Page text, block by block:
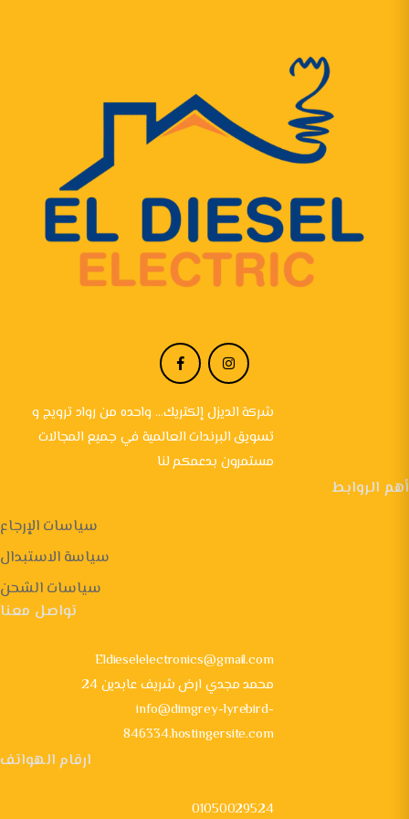
شركة الديزل إلكتريك... واحده من رواد ترويج و
تسويق البرندات العالمية في جميع المجالات
مستمرون بدعمكم لنا
أهم الروابط
سياسات الإرجاع
سياسة الاستبدال
سياسات الشحن
تواصل معنا
Eldieselelectronics@gmail.com
24 محمد مجدي ارض شريف عابدين
info@dimgrey-lyrebird-
846334.hostingersite.com
ارقام الهواتف
01050029524